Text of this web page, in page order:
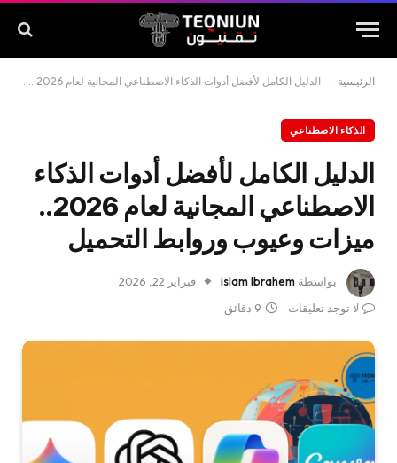
الرئيسية - الدليل الكامل لأفضل أدوات الذكاء الاصطناعي المجانية لعام 2026.. ميزات وعيوب وروابط التحميل
الذكاء الاصطناعي
الدليل الكامل لأفضل أدوات الذكاء
الاصطناعي المجانية لعام 2026..
ميزات وعيوب وروابط التحميل
بواسطة islam Ibrahem
فبراير 22, 2026
لا توجد تعليقات
9 دقائق